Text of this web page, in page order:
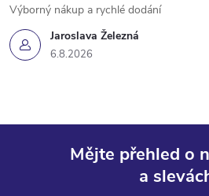
Jaroslava Železná
6.8.2026
Výborný nákup a rychlé dodání
Mějte přehled o
a